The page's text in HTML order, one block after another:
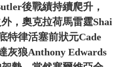
後戰績持續爬升，
，奧克拉荷馬雷霆Shai
特律活塞前狀元Cade
灰狼Anthony Edwards